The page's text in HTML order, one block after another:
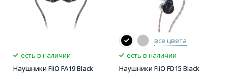
есть в наличии
Наушники FiiO FA19 Black
все цвета
есть в наличии
Наушники FiiO FD15 Black